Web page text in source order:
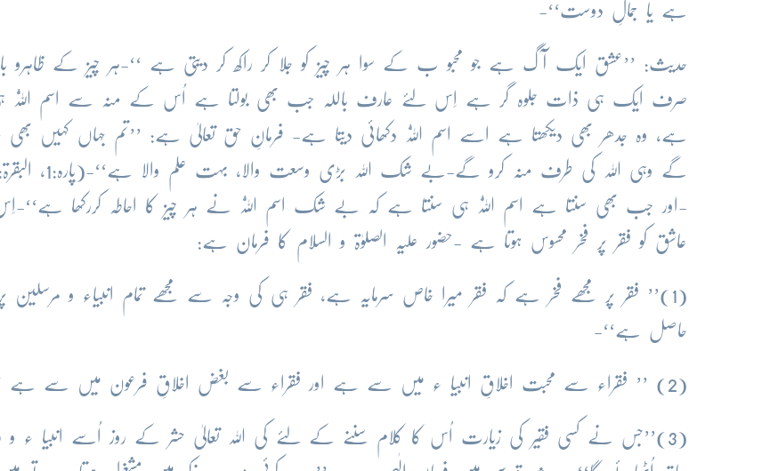
ہے یا جمالِ دوست‘‘-
حدیث: ’’عشق ایک آگ ہے جو محبو ب کے سوا ہر چیز کو جلا کر راکھ کر دیتی ہے ‘‘-ہر چیز کے ظاہرو
صرف ایک ہی ذات جلوہ گر ہے اِس لئے عارف باللہ جب بھی بولتا ہے اُس کے منہ سے اسم اَللّٰہُ ہی
ہے، وہ جدھر بھی دیکھتا ہے اسے اسم اَللّٰہُ دکھائی دیتا ہے- فرمانِ حق تعالیٰ ہے: ’’تم جہاں کہیں بھی
-اور جب بھی سنتا ہے اسم اَللّٰہُ ہی سنتا ہے کہ بے شک اسم اَللّٰہُ نے ہر چیز کا احاطہ کررکھا ہے‘‘-
عاشق کو فقر پر فخر محسوس ہوتا ہے -حضور علیہ الصلوٰۃ و السلام کا فرمان ہے:
(1)’’ فقر پر مجھے فخر ہے کہ فقر میرا خاص سرمایہ ہے، فقر ہی کی وجہ سے مجھے تمام انبیاء و مرسلین پر
حاصل ہے‘‘-
(2) ’’ فقراء سے محبت اخلاقِ انبیا ء میں سے ہے اور فقراء سے بغض اخلاقِ فرعون میں سے ہے ‘‘-
(3)’’جس نے کسی فقیر کی زیارت اُس کا کلام سننے کے لئے کی اللہ تعالیٰ حشر کے روز اُسے انبیا